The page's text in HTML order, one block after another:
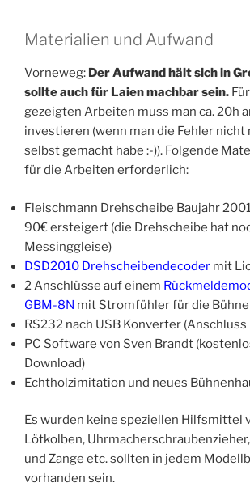
Materialien und Aufwand
Vorneweg: Der Aufwand hält sich in
sollte auch für Laien machbar sein.
gezeigten Arbeiten muss man ca. 20h
investieren (wenn man die Fehler nicht
selbst gemacht habe :-)). Folgende
für die Arbeiten erforderlich:
Fleischmann Drehscheibe Baujahr
90€ ersteigert (die Drehscheibe hat
Messinggleise)
DSD2010 Drehscheibendecoder mit
2 Anschlüsse auf einem
GBM-8N mit Stromfühler für die
RS232 nach USB Konverter
PC Software von Sven Brandt
Download)
Echtholzimitation und neues
Es wurden keine speziellen Hilfsmittel
Lötkolben,
und Zange etc. sollten in jedem
vorhanden sein.